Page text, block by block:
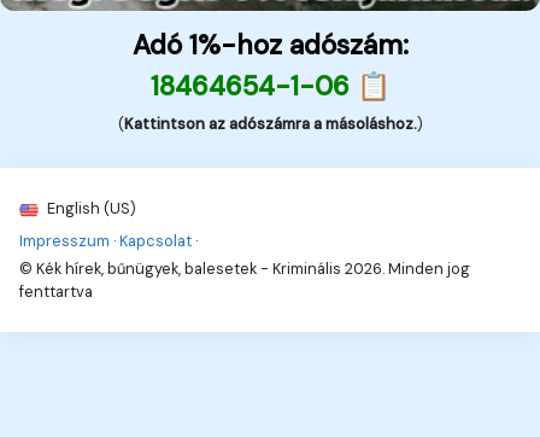
Adó 1%-hoz adószám:
18464654-1-06 📋
(Kattintson az adószámra a másoláshoz.)
English (US)
Impresszum ·Kapcsolat ·
© Kék hírek, bűnügyek, balesetek - Kriminális 2026. Minden jog
fenttartva